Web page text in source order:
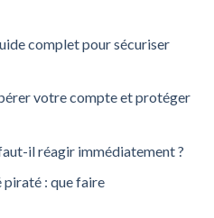
complet pour sécuriser
votre compte et protéger
il réagir immédiatement ?
: que faire